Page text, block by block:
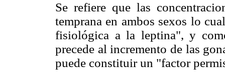
Se refiere que las
temprana en ambos sexos lo
fisiológica a la leptina", y
precede al incremento de las
puede constituir un "factor